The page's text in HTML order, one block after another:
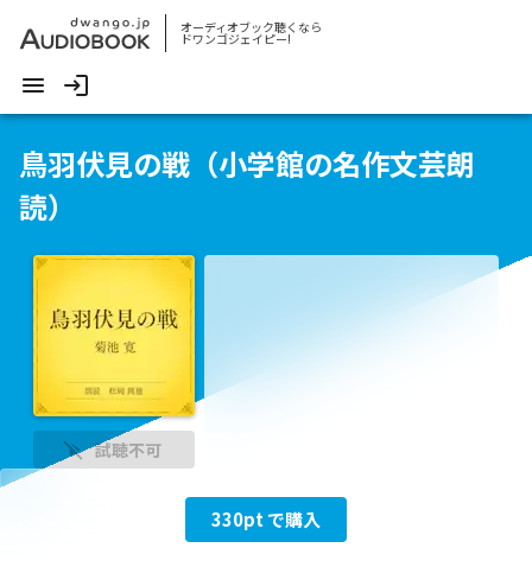
オーディオブック聴くなら
ドワンゴジェイピー!
鳥羽伏見の戦（小学館の名作文芸朗
読）
試聴不可
330pt で購入